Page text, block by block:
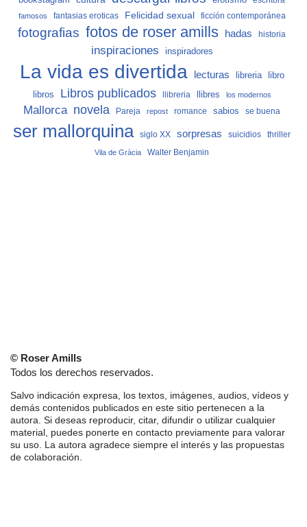
famosos fantasias eroticas Felicidad sexual ficción contemporánea
fotografias fotos de roser amills hadas historia
inspiraciones inspiradores
La vida es divertida lecturas libreria
libro
libros
Libros publicados llibreria llibres los modernos
Mallorca novela Pareja repost romance sabios se buena
ser mallorquina siglo XX sorpresas suicidios thriller
Vila de Gràcia Walter Benjamin
© Roser Amills
Todos los derechos reservados.
Salvo indicación expresa, los textos, imágenes, audios, vídeos y
demás contenidos publicados en este sitio pertenecen a la
autora. Si deseas reproducir, citar, difundir o utilizar cualquier
material, puedes ponerte en contacto previamente para valorar
su uso. La autora agradece siempre el interés y las propuestas
de colaboración.